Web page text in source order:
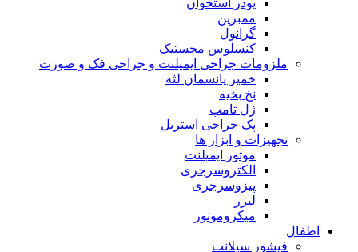
ممبرین
گرانول
کنسلوس مچستیک
ملزومات جراحی ایمپلنت و جراحی فک و صورت
خمیر پانسمان لثه
نخ بخیه
ژل تامپ
پک جراحی استریل
تجهیزات و ابزار ها
موتور ایمپلنت
الکتروسرجری
پیزوسرجری
لیزر
میکروموتور
اطفال
فیشور سیلانت